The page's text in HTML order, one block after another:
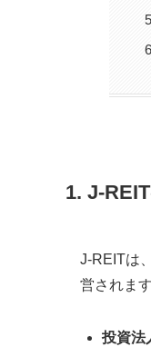
1. J-
J-REITは
営されます
投資法